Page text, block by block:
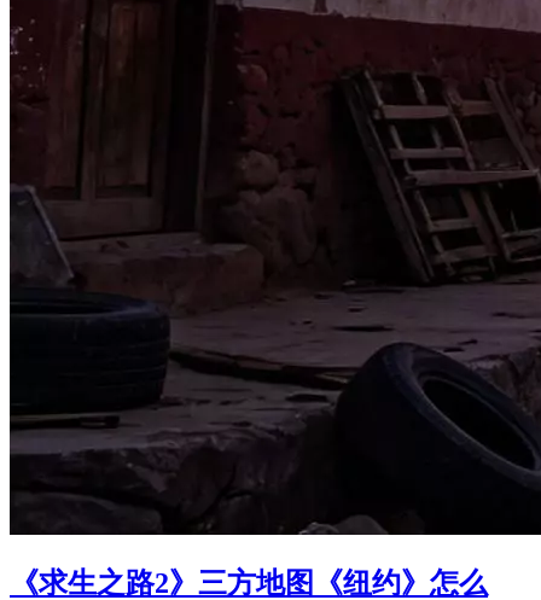
《求生之路2》三方地图《纽约》怎么